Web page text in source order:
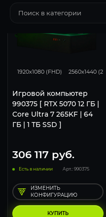
1920x1080 (FHD) 2560x1440 (2K)
Игровой компьютер
990375 [ RTX 5070 12 ГБ |
Core Ultra 7 265KF | 64
ГБ | 1 ТБ SSD ]
306 117 руб.
Есть в наличии Арт.: 990375
КУПИТЬ
ИЗМЕНИТЬ
КОНФИГУРАЦИЮ